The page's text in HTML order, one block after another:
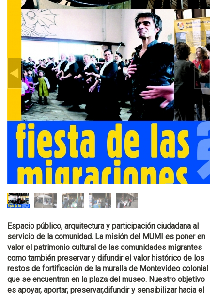
Espacio público, arquitectura y participación ciudadana al
servicio de la comunidad. La misión del MUMI es poner en
valor el patrimonio cultural de las comunidades migrantes
como también preservar y difundir el valor histórico de los
restos de fortificación de la muralla de Montevideo colonial
que se encuentran en la plaza del museo. Nuestro objetivo
es apoyar, aportar, preservar,difundir y sensibilizar hacia el